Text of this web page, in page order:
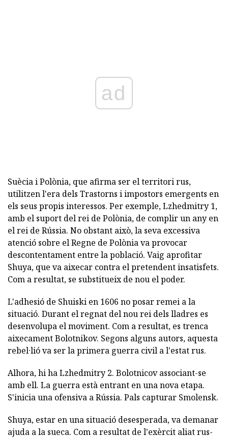
ad
Suècia i Polònia, que afirma ser el territori rus,
utilitzen l'era dels Trastorns i impostors emergents en
els seus propis interessos. Per exemple, Lzhedmitry 1,
amb el suport del rei de Polònia, de complir un any en
el rei de Rússia. No obstant això, la seva excessiva
atenció sobre el Regne de Polònia va provocar
descontentament entre la població. Vaig aprofitar
Shuya, que va aixecar contra el pretendent insatisfets.
Com a resultat, se substitueix de nou el poder.
L'adhesió de Shuiski en 1606 no posar remei a la
situació. Durant el regnat del nou rei dels lladres es
desenvolupa el moviment. Com a resultat, es trenca
aixecament Bolotnikov. Segons alguns autors, aquesta
rebel·lió va ser la primera guerra civil a l'estat rus.
Alhora, hi ha Lzhedmitry 2. Bolotnicov associant-se
amb ell. La guerra està entrant en una nova etapa.
S'inicia una ofensiva a Rússia. Pals capturar Smolensk.
Shuya, estar en una situació desesperada, va demanar
ajuda a la sueca. Com a resultat de l'exèrcit aliat rus-